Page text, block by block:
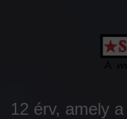
12 érv, amely